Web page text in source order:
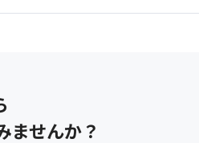
ませんか？